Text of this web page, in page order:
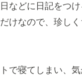
などに日記をつ
けなので、珍し
で寝てしまい、